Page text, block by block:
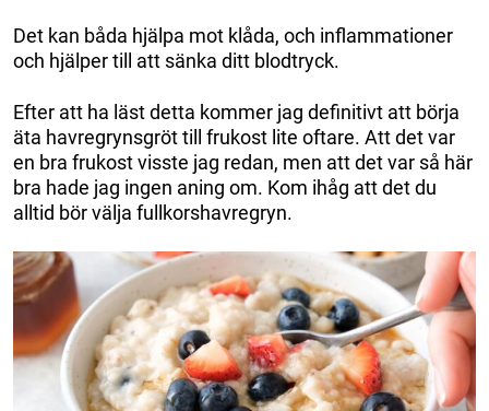
Det kan båda hjälpa mot klåda, och inflammationer
och hjälper till att sänka ditt blodtryck.
Efter att ha läst detta kommer jag definitivt att börja
äta havregrynsgröt till frukost lite oftare. Att det var
en bra frukost visste jag redan, men att det var så här
bra hade jag ingen aning om. Kom ihåg att det du
alltid bör välja fullkorshavregryn.